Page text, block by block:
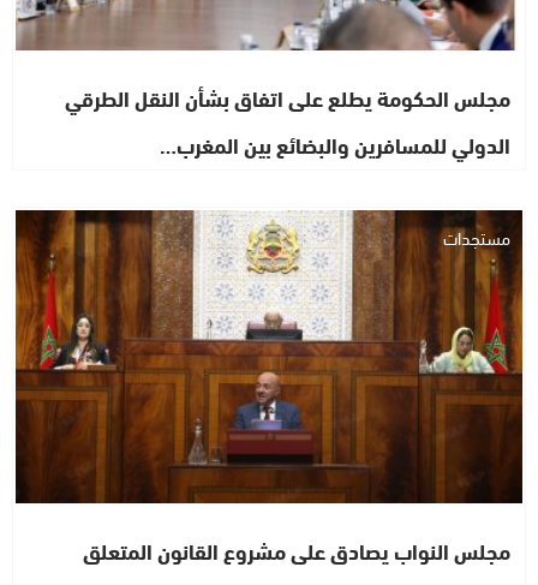
مجلس الحكومة يطلع على اتفاق بشأن النقل الطرقي
الدولي للمسافرين والبضائع بين المغرب…
مستجدات
مجلس النواب يصادق على مشروع القانون المتعلق